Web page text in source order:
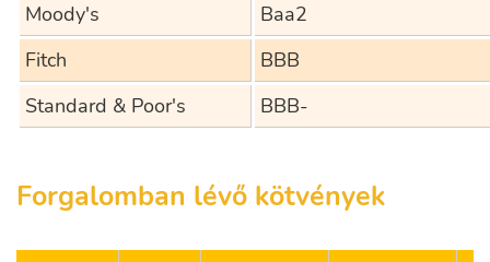
Moody's
Baa2
Fitch
BBB
Standard & Poor's
BBB-
Forgalomban lévő kötvények